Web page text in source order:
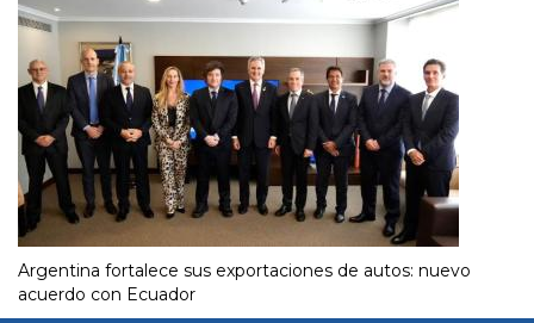
Argentina fortalece sus exportaciones de autos: nuevo
acuerdo con Ecuador